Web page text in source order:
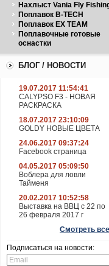
Нахлыст Vania Fly
Поплавок B-TECH
Поплавок EX TEAM
Поплавочные готовые
оснастки
БЛОГ / НОВОСТИ
19.07.2017 11:54:41
CALYPSO F3 - НОВАЯ
РАСКРАСКА
18.07.2017 23:10:09
GOLDY НОВЫЕ ЦВЕТА
24.06.2017 09:37:24
Facebook страница
04.05.2017 05:09:50
Воблера для ловли
Тайменя
20.02.2017 10:52:58
Выставка на ВВЦ с 22 по
26 февраля 2017 г
Смотреть
Подписаться на новости: